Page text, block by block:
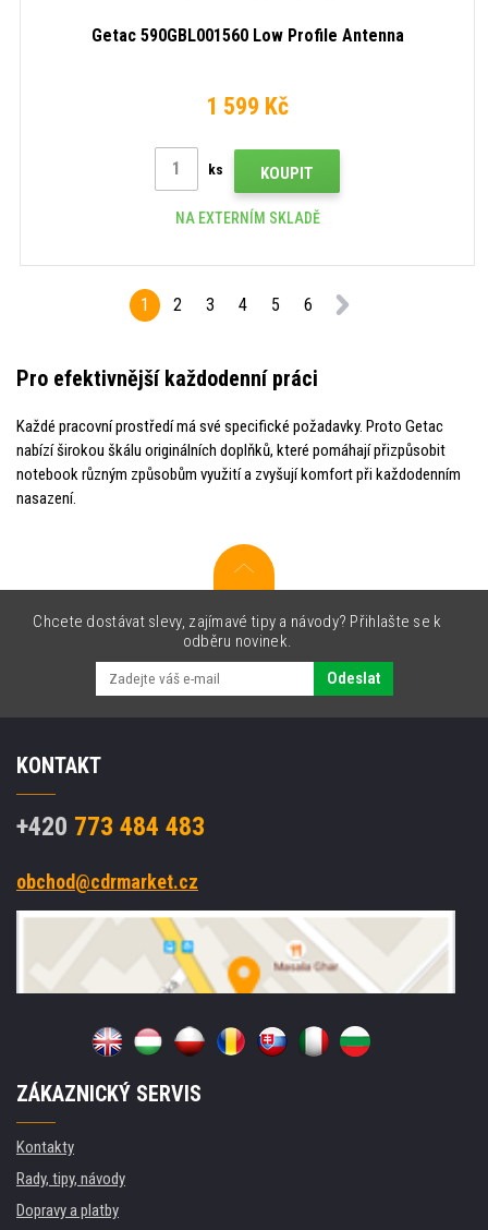
Getac 590GBL001560 Low Profile Antenna
1 599 Kč
ks KOUPIT
NA EXTERNÍM SKLADĚ
1 2 3 4 5 6
Pro efektivnější každodenní práci
Každé pracovní prostředí má své specifické požadavky. Proto Getac
nabízí širokou škálu originálních doplňků, které pomáhají přizpůsobit
notebook různým způsobům využití a zvyšují komfort při každodenním
nasazení.
Chcete dostávat slevy, zajímavé tipy a návody? Přihlašte se k
odběru novinek.
Odeslat
KONTAKT
+420 773 484 483
obchod@cdrmarket.cz
ZÁKAZNICKÝ SERVIS
Kontakty
Rady, tipy, návody
Dopravy a platby